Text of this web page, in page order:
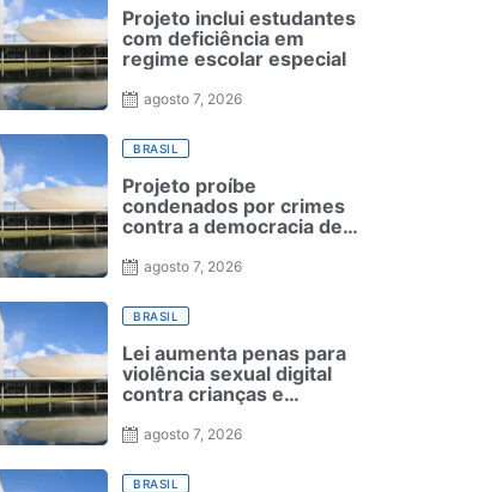
Projeto inclui estudantes
com deficiência em
regime escolar especial
agosto 7, 2026
BRASIL
Projeto proíbe
condenados por crimes
contra a democracia de
Forças Armadas
agosto 7, 2026
BRASIL
Lei aumenta penas para
violência sexual digital
contra crianças e
punições
agosto 7, 2026
BRASIL